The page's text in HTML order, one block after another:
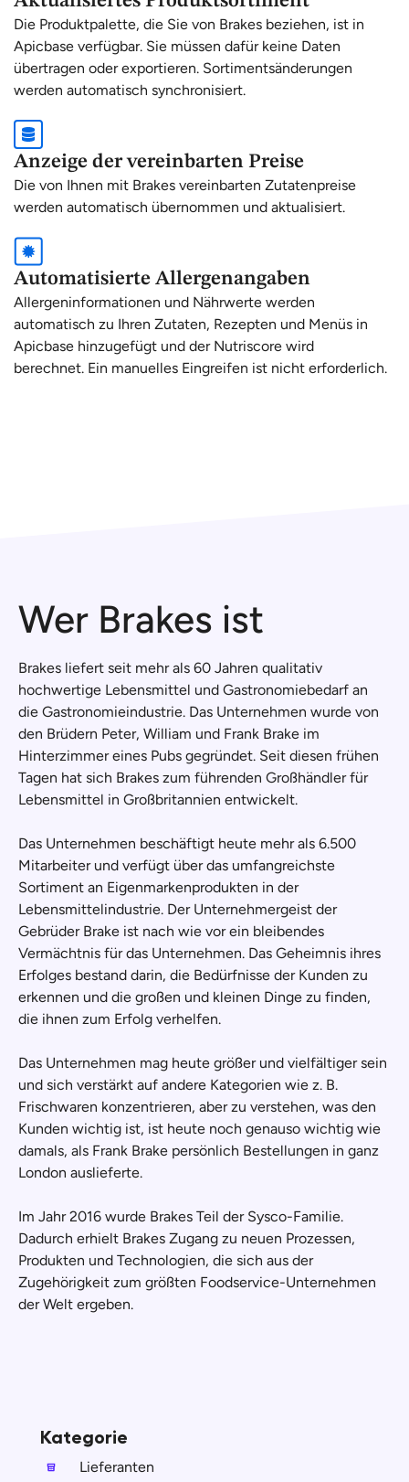
Die Produktpalette, die Sie von Brakes beziehen, ist in
Apicbase verfügbar. Sie müssen dafür keine Daten
übertragen oder exportieren. Sortimentsänderungen
werden automatisch synchronisiert.
Anzeige der vereinbarten Preise
Die von Ihnen mit Brakes vereinbarten Zutatenpreise
werden automatisch übernommen und aktualisiert.
Automatisierte Allergenangaben
Allergeninformationen und Nährwerte werden
automatisch zu Ihren Zutaten, Rezepten und Menüs in
Apicbase hinzugefügt und der Nutriscore wird
berechnet. Ein manuelles Eingreifen ist nicht erforderlich.
Wer Brakes ist
Brakes liefert seit mehr als 60 Jahren qualitativ
hochwertige Lebensmittel und Gastronomiebedarf an
die Gastronomieindustrie. Das Unternehmen wurde von
den Brüdern Peter, William und Frank Brake im
Hinterzimmer eines Pubs gegründet. Seit diesen frühen
Tagen hat sich Brakes zum führenden Großhändler für
Lebensmittel in Großbritannien entwickelt.
Das Unternehmen beschäftigt heute mehr als 6.500
Mitarbeiter und verfügt über das umfangreichste
Sortiment an Eigenmarkenprodukten in der
Lebensmittelindustrie. Der Unternehmergeist der
Gebrüder Brake ist nach wie vor ein bleibendes
Vermächtnis für das Unternehmen. Das Geheimnis ihres
Erfolges bestand darin, die Bedürfnisse der Kunden zu
erkennen und die großen und kleinen Dinge zu finden,
die ihnen zum Erfolg verhelfen.
Das Unternehmen mag heute größer und vielfältiger sein
und sich verstärkt auf andere Kategorien wie z. B.
Frischwaren konzentrieren, aber zu verstehen, was den
Kunden wichtig ist, ist heute noch genauso wichtig wie
damals, als Frank Brake persönlich Bestellungen in ganz
London auslieferte.
Im Jahr 2016 wurde Brakes Teil der Sysco-Familie.
Dadurch erhielt Brakes Zugang zu neuen Prozessen,
Produkten und Technologien, die sich aus der
Zugehörigkeit zum größten Foodservice-Unternehmen
der Welt ergeben.
Kategorie
Lieferanten